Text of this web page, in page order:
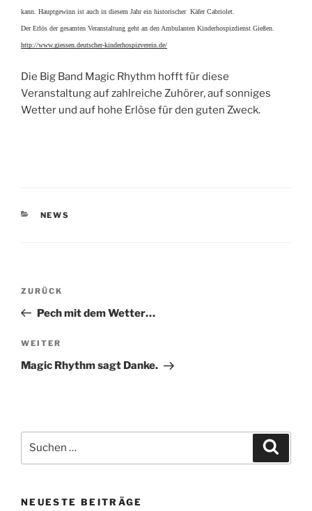
kann. Hauptgewinn ist auch in diesem Jahr ein historischer Käfer Cabriolet.
Der Erlös der gesamten Veranstaltung geht an den Ambulanten Kinderhospizdienst Gießen.
http://www.giessen.deutsch​er-kinderhospizverein.de/
Die Big Band Magic Rhythm hofft für diese
Veranstaltung auf zahlreiche Zuhörer, auf sonniges
Wetter und auf hohe Erlöse für den guten Zweck.
KATEGORIEN
NEWS
Beitragsnavigation
Vorheriger
Beitrag
ZURÜCK
Pech mit dem Wetter…
Nächster
Beitrag
WEITER
Magic Rhythm sagt Danke.
nach:
NEUESTE BEITRÄGE